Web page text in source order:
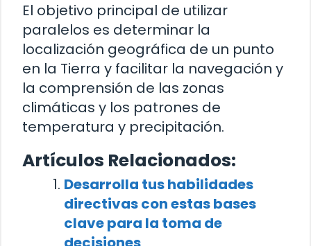
El objetivo principal de utilizar
paralelos es determinar la
localización geográfica de un punto
en la Tierra y facilitar la navegación y
la comprensión de las zonas
climáticas y los patrones de
temperatura y precipitación.
Artículos Relacionados:
Desarrolla tus habilidades
directivas con estas bases
clave para la toma de